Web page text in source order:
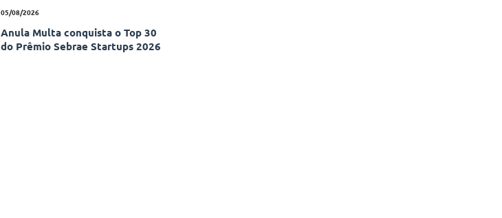
05/08/2026
Anula Multa conquista o Top 30
do Prêmio Sebrae Startups 2026